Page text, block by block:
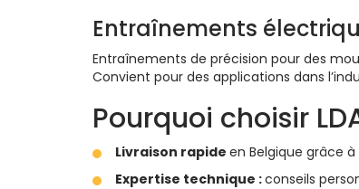
Entraînements
Entraînements de précision pour des
Convient pour des applications dans
Pourquoi choisir
Livraison rapide en Belgique grâce
Expertise technique :conseils